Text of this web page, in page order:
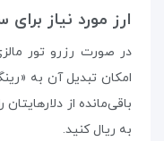
ارز مورد نیاز
در صورت رزرو تور
امکان تبدیل آن به
باقی‌مانده از
به ریال کنید.